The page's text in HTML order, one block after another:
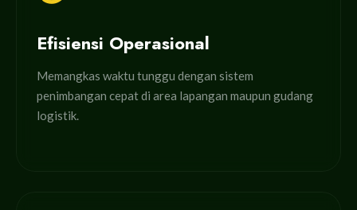
Efisiensi Operasional
Memangkas waktu tunggu dengan sistem
penimbangan cepat di area lapangan maupun gudang
logistik.